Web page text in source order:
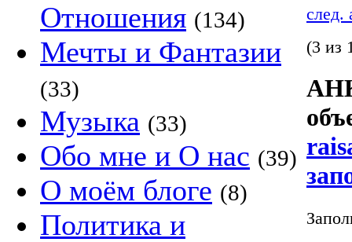
Отношения (134)
Мечты и Фантазии
(33)
Музыка (33)
Обо мне и О нас (39)
О моём блоге (8)
Политика и
след.
(3 из